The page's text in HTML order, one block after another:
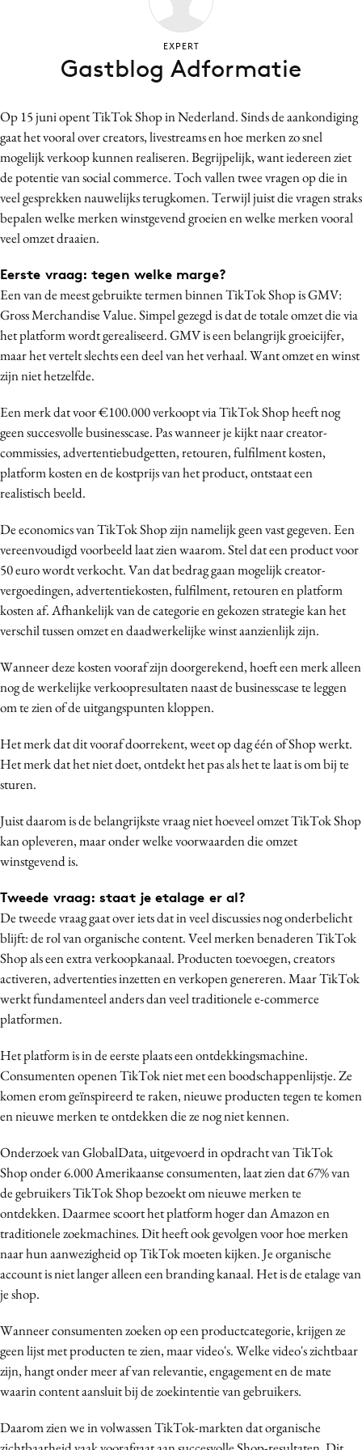
Craft
Customer Experience
Data & Insights
Design
Digital transformation
Diversiteit
Gedragsverandering
Influencer marketing
Interne communicatie
Martech
Media
Merkstrategie
PR
Programmatic
Purpose Marketing
Reputatie & crisis
Op 15 juni opent TikTok Shop in Nederland. Sinds de aankondiging
gaat het vooral over creators, livestreams en hoe merken zo snel
mogelijk verkoop kunnen realiseren. Begrijpelijk, want iedereen ziet
de potentie van social commerce. Toch vallen twee vragen op die in
veel gesprekken nauwelijks terugkomen. Terwijl juist die vragen straks
bepalen welke merken winstgevend groeien en welke merken vooral
veel omzet draaien.
Eerste vraag: tegen welke marge?
Een van de meest gebruikte termen binnen TikTok Shop is GMV:
Gross Merchandise Value. Simpel gezegd is dat de totale omzet die via
het platform wordt gerealiseerd. GMV is een belangrijk groeicijfer,
maar het vertelt slechts een deel van het verhaal. Want omzet en winst
zijn niet hetzelfde.
Een merk dat voor €100.000 verkoopt via TikTok Shop heeft nog
geen succesvolle businesscase. Pas wanneer je kijkt naar creator-
commissies, advertentiebudgetten, retouren, fulfilment kosten,
platform kosten en de kostprijs van het product, ontstaat een
realistisch beeld.
De economics van TikTok Shop zijn namelijk geen vast gegeven. Een
vereenvoudigd voorbeeld laat zien waarom. Stel dat een product voor
50 euro wordt verkocht. Van dat bedrag gaan mogelijk creator-
vergoedingen, advertentiekosten, fulfilment, retouren en platform
kosten af. Afhankelijk van de categorie en gekozen strategie kan het
verschil tussen omzet en daadwerkelijke winst aanzienlijk zijn.
Wanneer deze kosten vooraf zijn doorgerekend, hoeft een merk alleen
nog de werkelijke verkoopresultaten naast de businesscase te leggen
om te zien of de uitgangspunten kloppen.
Het merk dat dit vooraf doorrekent, weet op dag één of Shop werkt.
Het merk dat het niet doet, ontdekt het pas als het te laat is om bij te
sturen.
Juist daarom is de belangrijkste vraag niet hoeveel omzet TikTok Shop
kan opleveren, maar onder welke voorwaarden die omzet
winstgevend is.
Tweede vraag: staat je etalage er al?
De tweede vraag gaat over iets dat in veel discussies nog onderbelicht
blijft: de rol van organische content. Veel merken benaderen TikTok
Shop als een extra verkoopkanaal. Producten toevoegen, creators
activeren, advertenties inzetten en verkopen genereren. Maar TikTok
werkt fundamenteel anders dan veel traditionele e-commerce
platformen.
Het platform is in de eerste plaats een ontdekkingsmachine.
Consumenten openen TikTok niet met een boodschappenlijstje. Ze
komen erom geïnspireerd te raken, nieuwe producten tegen te komen
en nieuwe merken te ontdekken die ze nog niet kennen.
Onderzoek van GlobalData, uitgevoerd in opdracht van TikTok
Shop onder 6.000 Amerikaanse consumenten, laat zien dat 67% van
de gebruikers TikTok Shop bezoekt om nieuwe merken te
ontdekken. Daarmee scoort het platform hoger dan Amazon en
traditionele zoekmachines. Dit heeft ook gevolgen voor hoe merken
naar hun aanwezigheid op TikTok moeten kijken. Je organische
account is niet langer alleen een branding kanaal. Het is de etalage van
je shop.
Wanneer consumenten zoeken op een productcategorie, krijgen ze
geen lijst met producten te zien, maar video's. Welke video's zichtbaar
zijn, hangt onder meer af van relevantie, engagement en de mate
waarin content aansluit bij de zoekintentie van gebruikers.
Daarom zien we in volwassen TikTok-markten dat organische
EXPERT
Gastblog Adformatie